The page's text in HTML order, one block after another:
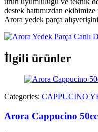
destek hattımızdan
Arora yedek parça
İlgili ürünler
Categories: CAPPUCINO
Arora Cappucino